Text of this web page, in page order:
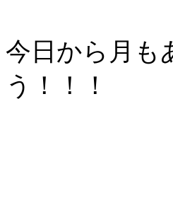
今日から月も
う！！！